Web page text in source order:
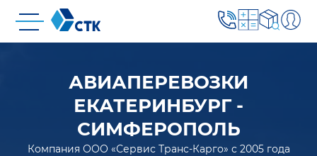
АВИАПЕРЕВОЗКИ
ЕКАТЕРИНБУРГ -
СИМФЕРОПОЛЬ
Компания ООО «Сервис Транс-Карго» с 2005 года